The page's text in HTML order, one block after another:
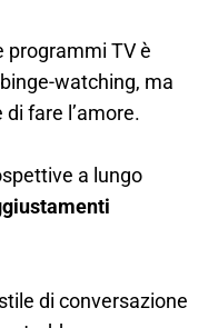
programmi TV è
watching, ma
fare l’amore.
a lungo
di conversazione